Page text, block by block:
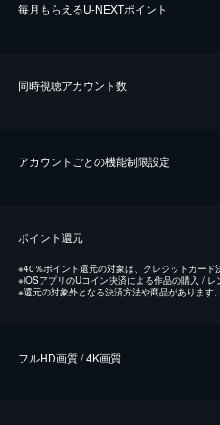
毎⽉もらえるU-NEXTポイント
同時視聴アカウント数
アカウントごとの機能制限設定
ポイント還元
※40％ポイント還元の対象は、クレジットカード
※iOSアプリのUコイン決済による作品の購入 / レ
※還元の対象外となる決済方法や商品があります
フルHD画質 / 4K画質